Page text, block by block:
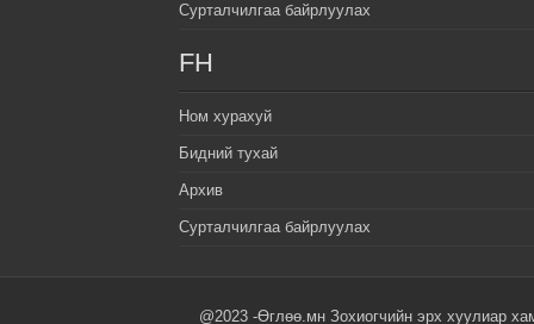
Сурталчилгаа байрлуулах
FH
Ном хурахуй
Бидний тухай
Архив
Сурталчилгаа байрлуулах
@2023 -Өглөө.мн Зохиогчийн эрх хуулиар